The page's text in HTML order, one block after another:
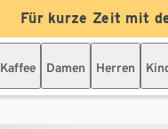
Für kurze Zeit mit
Kaffee Damen Herren